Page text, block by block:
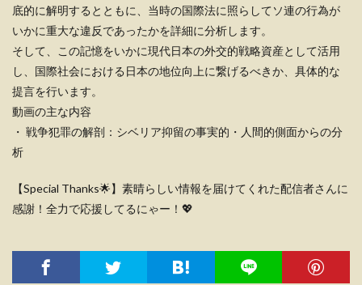
底的に解明するとともに、当時の国際法に照らしてソ連の行為が
いかに重大な違反であったかを詳細に分析します。
そして、この記憶をいかに現代日本の外交的戦略資産として活用
し、国際社会における日本の地位向上に繋げるべきか、具体的な
提言を行います。
動画の主な内容
・ 戦争犯罪の解剖：シベリア抑留の事実的・人間的側面からの分
析
【Special Thanks🌟】素晴らしい情報を届けてくれた配信者さんに
感謝！全力で応援してるにゃー！💖